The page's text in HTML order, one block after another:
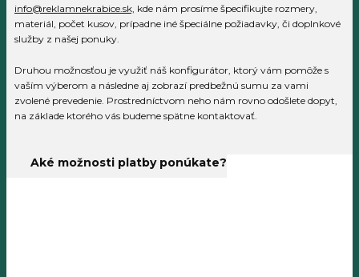
info@reklamnekrabice.sk, kde nám prosíme špecifikujte rozmery,
materiál, počet kusov, prípadne iné špeciálne požiadavky, či doplnkové
služby z našej ponuky.
Druhou možnosťou je využiť náš konfigurátor, ktorý vám pomôže s
vaším výberom a následne aj zobrazí predbežnú sumu za vami
zvolené prevedenie. Prostredníctvom neho nám rovno odošlete dopyt,
na základe ktorého vás budeme spätne kontaktovať.
Aké možnosti platby ponúkate?